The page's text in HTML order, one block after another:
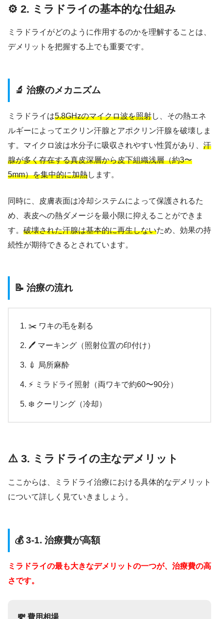
⚙️ 2. ミラドライの基本的な仕組み
ミラドライがどのように作用するのかを理解することは、
デメリットを把握する上でも重要です。
🔬 治療のメカニズム
ミラドライは5.8GHzのマイクロ波を照射し、その熱エネ
ルギーによってエクリン汗腺とアポクリン汗腺を破壊しま
す。マイクロ波は水分子に吸収されやすい性質があり、 汗
腺が多く存在する真皮深層から皮下組織浅層（約3〜
5mm）を集中的に加熱します。
同時に、皮膚表面は冷却システムによって保護されるた
め、表皮への熱ダメージを最小限に抑えることができま
す。 破壊された汗腺は基本的に再生しないため、効果の持
続性が期待できるとされています。
📝 治療の流れ
✂️ ワキの毛を剃る
🖊️ マーキング（照射位置の印付け）
💉 局所麻酔
⚡ ミラドライ照射（両ワキで約60〜90分）
❄️ クーリング（冷却）
⚠️ 3. ミラドライの主なデメリット
ここからは、ミラドライ治療における具体的なデメリット
について詳しく見ていきましょう。
💰 3-1. 治療費が高額
ミラドライの最も大きなデメリットの一つが、治療費の高
さです。
💸 費用相場